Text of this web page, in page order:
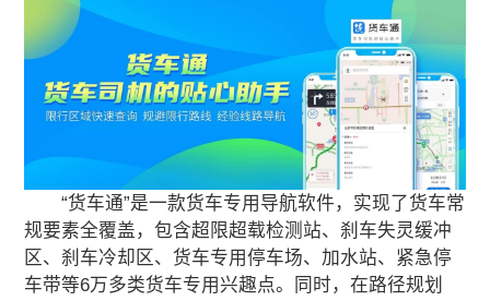
“货车通”是一款货车专用导航软件，实现了货车常
规要素全覆盖，包含超限超载检测站、刹车失灵缓冲
区、刹车冷却区、货车专用停车场、加水站、紧急停
车带等6万多类货车专用兴趣点。同时，在路径规划